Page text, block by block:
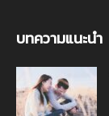
บทความแนะนำ